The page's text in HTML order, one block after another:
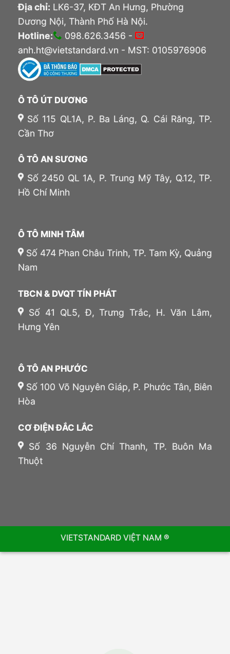
Địa chỉ: LK6-37, KĐT An Hưng, Phường
Dương Nội, Thành Phố Hà Nội.
Hotline:
098.626.3456 -
anh.ht@vietstandard.vn - MST: 0105976906
Ô TÔ ÚT DƯƠNG
Số 115 QL1A, P. Ba Láng, Q. Cái Răng, TP.
Cần Thơ
Ô TÔ AN SƯƠNG
Số 2450 QL 1A, P. Trung Mỹ Tây, Q.12, TP.
Hồ Chí Minh
Ô TÔ MINH TÂM
Số 474 Phan Châu Trinh, TP. Tam Kỳ, Quảng
Nam
TBCN & DVQT TÍN PHÁT
Số 41 QL5, Đ, Trưng Trắc, H. Văn Lâm,
Hưng Yên
Ô TÔ AN PHƯỚC
Số 100 Võ Nguyên Giáp, P. Phước Tân, Biên
Hòa
CƠ ĐIỆN ĐẮC LẮC
Số 36 Nguyễn Chí Thanh, TP. Buôn Ma
Thuột
VIETSTANDARD VIỆT NAM ®